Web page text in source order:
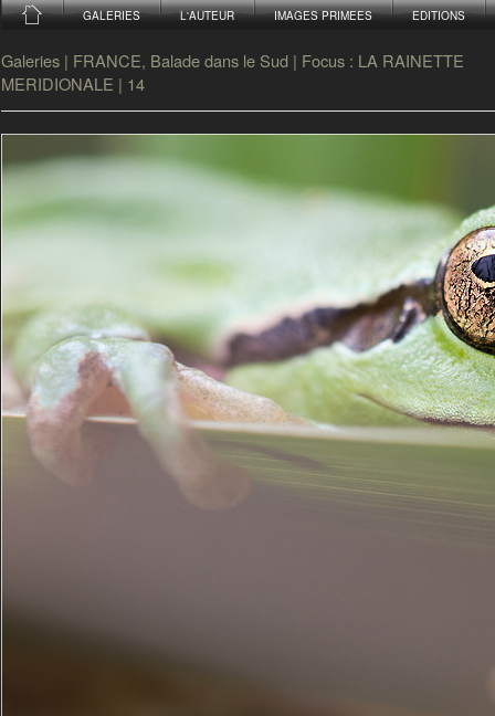
GALERIES L'AUTEUR IMAGES PRIMEES EDITIONS
Galeries | FRANCE, Balade dans le Sud | Focus : LA RAINETTE
MERIDIONALE | 14